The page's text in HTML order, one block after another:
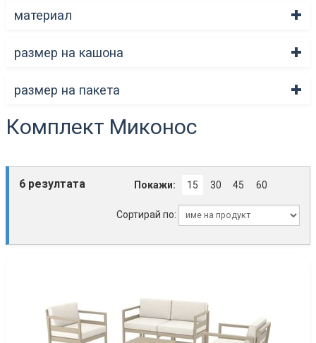
материал
размер на кашона
размер на пакета
Комплект Миконос
6 резултата Покажи: 15 30 45 60
Сортирай по: